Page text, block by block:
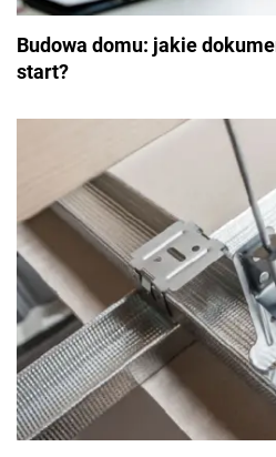
Budowa domu: jakie
start?